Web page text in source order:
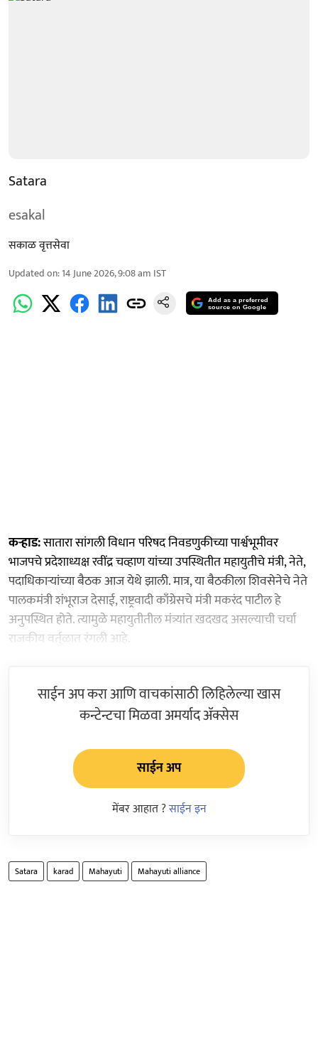
Satara
esakal
सकाळ वृत्तसेवा
Updated on:14 June 2026, 9:08 am IST
Add as a preferred
source on Google
कऱ्हाड:सातारा सांगली विधान परिषद निवडणुकीच्या पार्श्वभूमीवर
भाजपचे प्रदेशाध्यक्ष रवींद्र चव्हाण यांच्या उपस्थितीत महायुतीचे मंत्री, नेते,
पदाधिकाऱ्यांच्या बैठक आज येथे झाली. मात्र, या बैठकीला शिवसेनेचे नेते
पालकमंत्री शंभूराज देसाई, राष्ट्रवादी काँग्रेसचे मंत्री मकरंद पाटील हे
अनुपस्थित होते. त्यामुळे महायुतीतील मंत्र्यांत खदखद असल्याची चर्चा
राजकीय वर्तुळात रंगली आहे.
साईन अप करा आणि वाचकांसाठी लिहिलेल्या खास
कन्टेन्टचा मिळवा अमर्याद ॲक्सेस
साईन अप
मेंबर आहात ?साईन इन
Satara karad Mahayuti Mahayuti alliance